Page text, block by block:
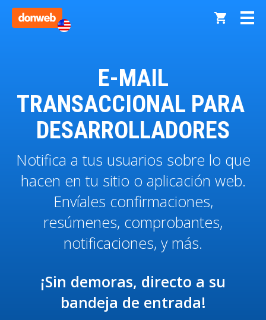
E-MAIL
TRANSACCIONAL PARA
DESARROLLADORES
Notifica a tus usuarios sobre lo que
hacen en tu sitio o aplicación web.
Envíales confirmaciones,
resúmenes, comprobantes,
notificaciones, y más.
¡Sin demoras, directo a su
bandeja de entrada!